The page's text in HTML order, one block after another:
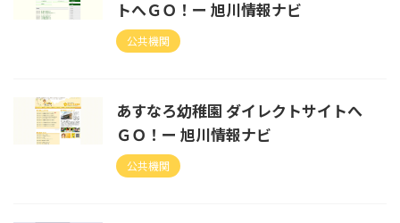
トへＧＯ！ー 旭川情報ナビ
公共機関
あすなろ幼稚園 ダイレクトサイトへ
ＧＯ！ー 旭川情報ナビ
公共機関